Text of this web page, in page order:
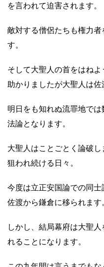
を言われて迫害されます。
敵対する僧侶たちも権力
す。
そして大聖人の首をはね
助かりましたが大聖人は佐
明日をも知れぬ流罪地で
法論となります。
大聖人はことごとく論破
狙われ続ける日々。
今度は立正安国論での同
佐渡から鎌倉に移られます。
しかし、結局幕府は大聖
れることになります。